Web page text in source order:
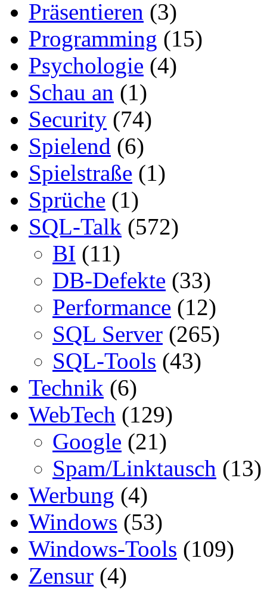
Präsentieren (3)
Programming (15)
Psychologie (4)
Schau an (1)
Security (74)
Spielend (6)
Spielstraße (1)
Sprüche (1)
SQL-Talk (572)
BI (11)
DB-Defekte (33)
Performance (12)
SQL Server (265)
SQL-Tools (43)
Technik (6)
WebTech (129)
Google (21)
Spam/Linktausch (13)
Werbung (4)
Windows (53)
Windows-Tools (109)
Zensur (4)